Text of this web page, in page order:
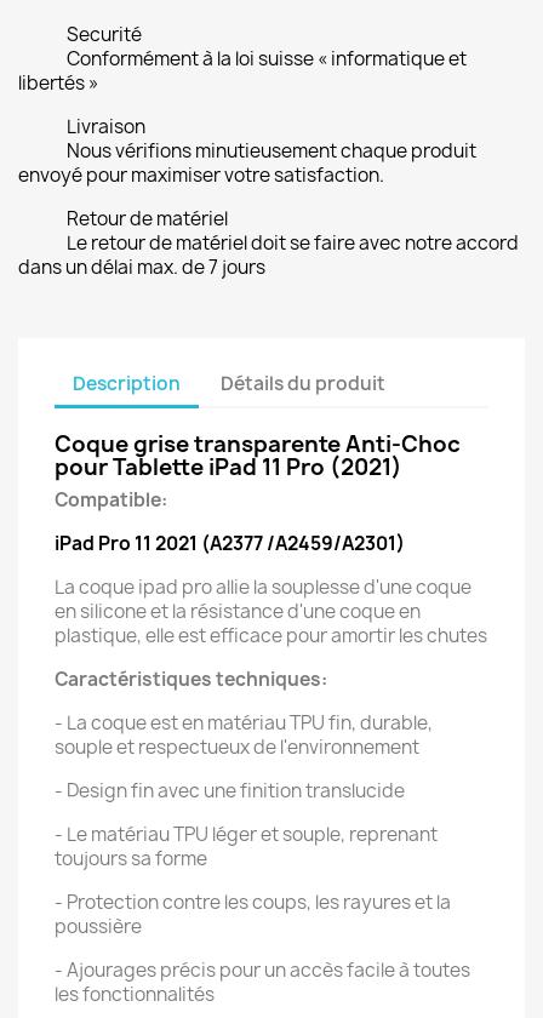
Securité
Conformément à la loi suisse « informatique et
libertés »
Livraison
Nous vérifions minutieusement chaque produit
envoyé pour maximiser votre satisfaction.
Retour de matériel
Le retour de matériel doit se faire avec notre accord
dans un délai max. de 7 jours
Description Détails du produit
Coque grise transparente Anti-Choc
pour Tablette iPad 11 Pro (2021)
Compatible:
iPad Pro 11 2021 (A2377 /A2459/A2301)
La coque ipad pro allie la souplesse d'une coque
en silicone et la résistance d'une coque en
plastique, elle est efficace pour amortir les chutes
Caractéristiques techniques:
- La coque est en matériau TPU fin, durable,
souple et respectueux de l'environnement
- Design fin avec une finition translucide
- Le matériau TPU léger et souple, reprenant
toujours sa forme
- Protection contre les coups, les rayures et la
poussière
- Ajourages précis pour un accès facile à toutes
les fonctionnalités